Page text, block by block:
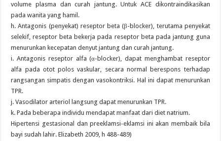
volume plasma dan curah jantung. Untuk ACE dikontraindikasikan
pada wanita yang hamil.
h. Antagonis (penyekat) reseptor beta (β-blocker), terutama penyekat
selekif, reseptor beta bekerja pada reseptor beta pada jantung guna
menurunkan kecepatan denyut jantung dan curah jantung.
i. Antagonis reseptor alfa (α-blocker), dapat menghambat reseptor
alfa pada otot polos vaskular, secara normal berespons terhadap
rangsangan simpatis dengan vasokontriksi. Hal ini dapat menurunkan
TPR.
j. Vasodilator arteriol langsung dapat menurunkan TPR.
k. Pada beberapa individu mendapat manfaat dari diet natrium.
Hipertensi gestasional dan preeklamsi-eklamsi ini akan membaik bila
bayi sudah lahir. Elizabeth 2009, h 488-489)